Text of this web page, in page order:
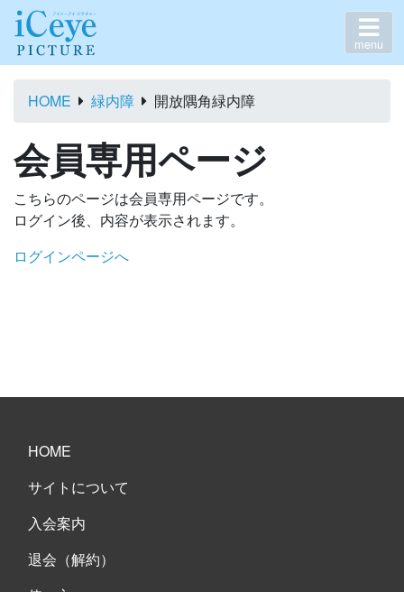
menu
HOME 緑内障 開放隅角緑内障
会員専用ページ
こちらのページは会員専用ページです。
ログイン後、内容が表示されます。
ログインページへ
HOME
サイトについて
入会案内
退会（解約）